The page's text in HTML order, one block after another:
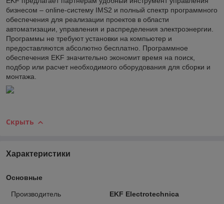
бизнесом – online-систему IMS2 и полный спектр программного
обеспечения для реализации проектов в области
автоматизации, управления и распределения электроэнергии.
Программы не требуют установки на компьютер и
предоставляются абсолютно бесплатно. Программное
обеспечения EKF значительно экономит время на поиск,
подбор или расчет необходимого оборудования для сборки и
монтажа.
Скрыть
Характеристики
Основные
Производитель
EKF Electrotechnica